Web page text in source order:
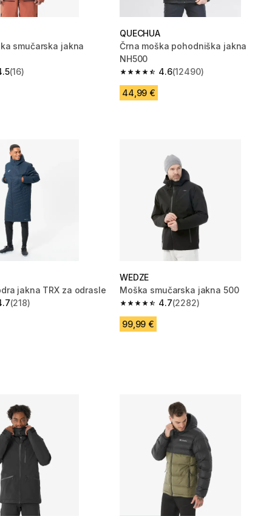
smučarska jakna
from 16 ocene
(16)
QUECHUA
Črna moška pohodniška jakna
NH500
4.6
4.6 od 5 zvezdic from 12490 ocene
(12490)
44,99 €
jakna TRX za odrasle
from 218 ocene
(218)
WEDZE
Moška smučarska jakna 500
4.7
4.7 od 5 zvezdic from 2282 ocene
(2282)
99,99 €